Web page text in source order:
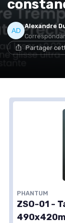
Alexandre
Partager
PHANTUM
ZSO-01 -